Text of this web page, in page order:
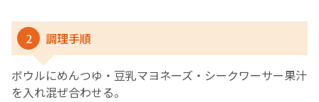
2 調理手順
ボウルにめんつゆ・豆乳マヨネーズ・シークワーサー果汁
を入れ混ぜ合わせる。